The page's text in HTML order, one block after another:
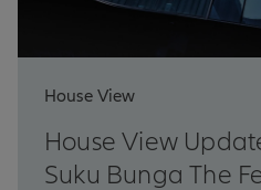
House View
House View
Suku Bunga The